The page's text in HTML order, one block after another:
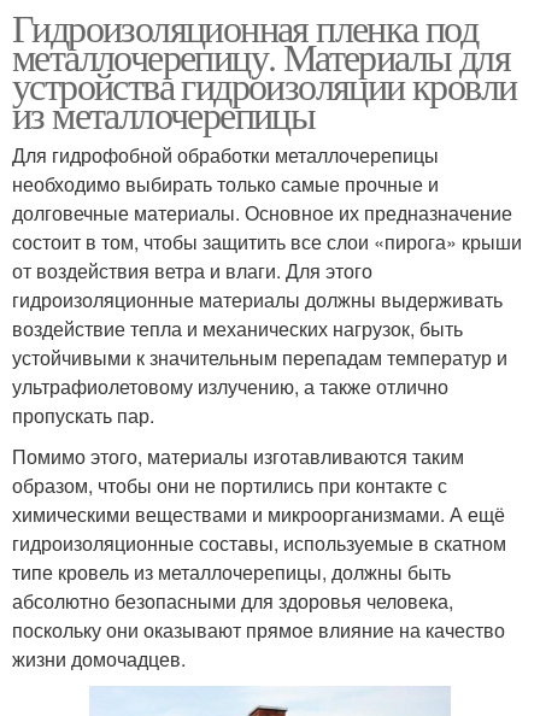
Гидроизоляционная пленка под
металлочерепицу. Материалы для
устройства гидроизоляции кровли
из металлочерепицы
Для гидрофобной обработки металлочерепицы
необходимо выбирать только самые прочные и
долговечные материалы. Основное их предназначение
состоит в том, чтобы защитить все слои «пирога» крыши
от воздействия ветра и влаги. Для этого
гидроизоляционные материалы должны выдерживать
воздействие тепла и механических нагрузок, быть
устойчивыми к значительным перепадам температур и
ультрафиолетовому излучению, а также отлично
пропускать пар.
Помимо этого, материалы изготавливаются таким
образом, чтобы они не портились при контакте с
химическими веществами и микроорганизмами. А ещё
гидроизоляционные составы, используемые в скатном
типе кровель из металлочерепицы, должны быть
абсолютно безопасными для здоровья человека,
поскольку они оказывают прямое влияние на качество
жизни домочадцев.